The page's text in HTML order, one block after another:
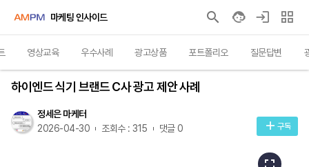
마케팅 인사이드
영상교육 우수사례 광고상품 포트폴리오 질문답변
우수사례
하이엔드 식기 브랜드 C사 광고 제안 사례
정세은 마케터
2026-04-30
조회수 : 315 댓글 0 구독